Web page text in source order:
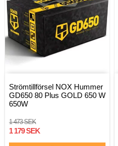
Strömtillförsel NOX Hummer
GD650 80 Plus GOLD 650 W
650W
1 473 SEK
1 179 SEK